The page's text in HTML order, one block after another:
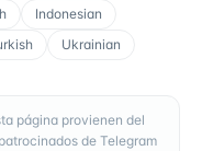
Indonesian
Ukrainian
página provienen del
de Telegram